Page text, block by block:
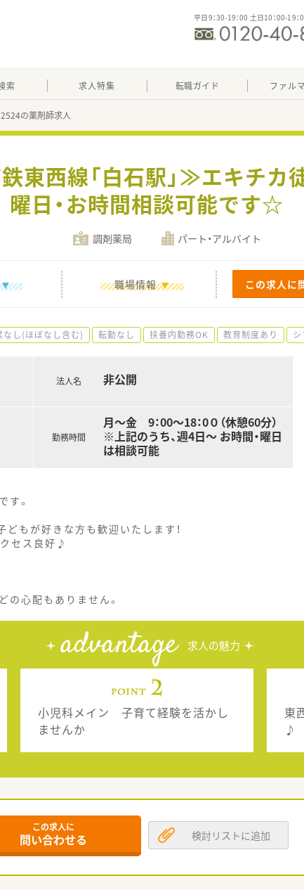
平日9：30-19：00 土日10：00-19：
索 求人特集 転職ガイド ファル
の薬剤師求人
鉄東西線「白石駅」≫エキチ
曜日・お時間相談可能です☆
調剤薬局 パート・アルバイト
職場情報 この求人に
なし(ほぼなし含む) 転勤なし 扶養内勤務OK 教育制度あり
法人名 非公開
勤務時間
月～金 9：00～18：0０（休憩60分）
※上記のうち、週4日～ お時間・曜日
は相談可能
。
もが好きな方も歓迎いたします！
セス良好♪
心配もありません。
advantage 求人の魅力
小児科メイン 子育て経験を活かし
ませんか
東
♪
この求人に
問い合わせる 検討リストに追加